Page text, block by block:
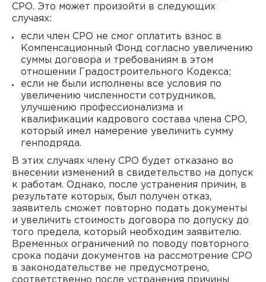
СРО. Это может произойти в следующих
случаях:
если член СРО не смог оплатить взнос в
Компенсационный Фонд согласно увеличению
суммы договора и требованиям в этом
отношении Градостроительного Кодекса;
если не были исполнены все условия по
увеличению численности сотрудников,
улучшению профессионализма и
квалификации кадрового состава члена СРО,
который имел намерение увеличить сумму
генподряда.
В этих случаях члену СРО будет отказано во
внесении изменений в свидетельство на допуск
к работам. Однако, после устранения причин, в
результате которых, был получен отказ,
заявитель сможет повторно подать документы
и увеличить стоимость договора по допуску до
того предела, который необходим заявителю.
Временных ограничений по поводу повторного
срока подачи документов на рассмотрение СРО
в законодательстве не предусмотрено,
соответственно после устранения причины